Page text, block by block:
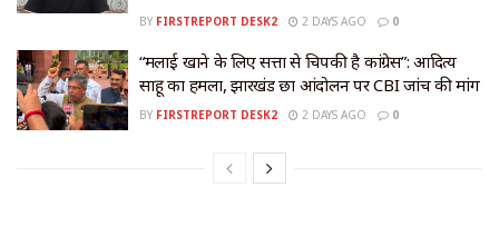
BY FIRSTREPORT DESK2 2 DAYS AGO 0
“मलाई खाने के लिए सत्ता से चिपकी है कांग्रेस”: आदित्य
साहू का हमला, झारखंड छात्र आंदोलन पर CBI जांच की मांग
BY FIRSTREPORT DESK2 2 DAYS AGO 0